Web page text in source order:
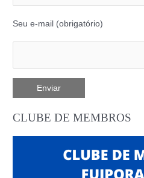
Seu e-mail (obrigatório)
CLUBE DE MEMBROS